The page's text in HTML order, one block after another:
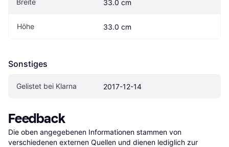
33.0 cm
Höhe 33.0 cm
Sonstiges
Gelistet bei Klarna 2017-12-14
Feedback
Die oben angegebenen Informationen stammen von
verschiedenen externen Quellen und dienen lediglich zur